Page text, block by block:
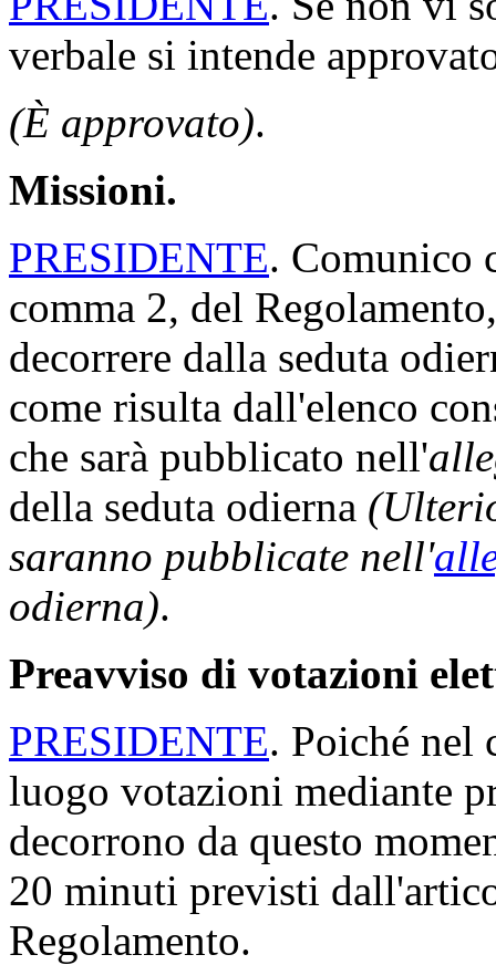
verbale si intende
(È approvato).
Missioni.
PRESIDENTE. Comunico
comma 2, del
decorrere dalla seduta
come risulta dall'elenco
che sarà pubblicato nell'
della seduta odierna
saranno pubblicate nell'
odierna).
Preavviso di votazioni
PRESIDENTE. Poiché nel
luogo votazioni mediante
decorrono da questo
20 minuti previsti
Regolamento.